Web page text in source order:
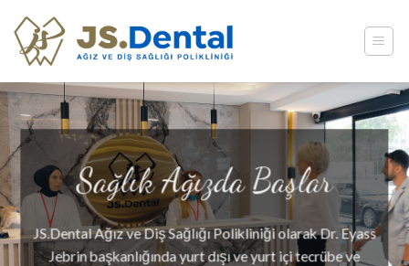
content
Sağlık Ağızda Başlar
JS.Dental Ağız ve Diş Sağlığı Polikliniği olarak Dr. Eyass
Jebrin başkanlığında yurt dışı ve yurt içi tecrübe ve